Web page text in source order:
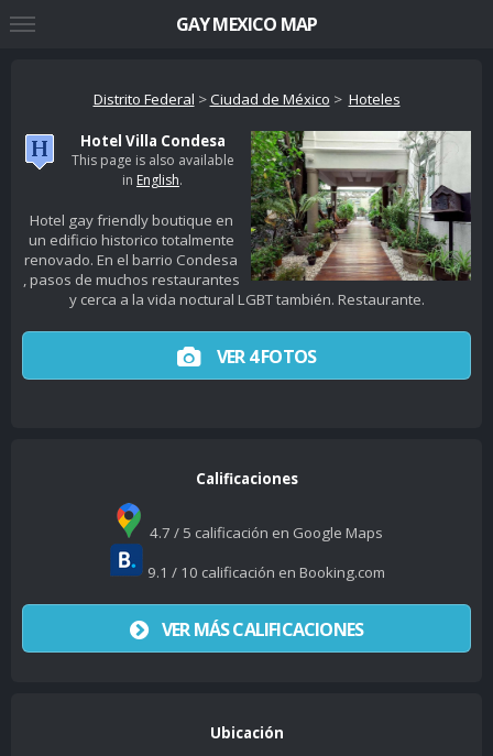
Distrito Federal >Ciudad de México > Hoteles
Hotel Villa Condesa
This page is also available
in English.
Hotel gay friendly boutique en
un edificio historico totalmente
renovado. En el barrio Condesa
, pasos de muchos restaurantes
y cerca a la vida noctural LGBT también. Restaurante.
VER 4 FOTOS
Calificaciones
4.7 / 5 calificación en Google Maps
9.1 / 10 calificación en Booking.com
VER MÁS CALIFICACIONES
Ubicación
GAY MEXICO MAP